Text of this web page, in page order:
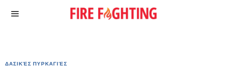
ΔΑΣΙΚΈΣ ΠΥΡΚΑΓΙΈΣ